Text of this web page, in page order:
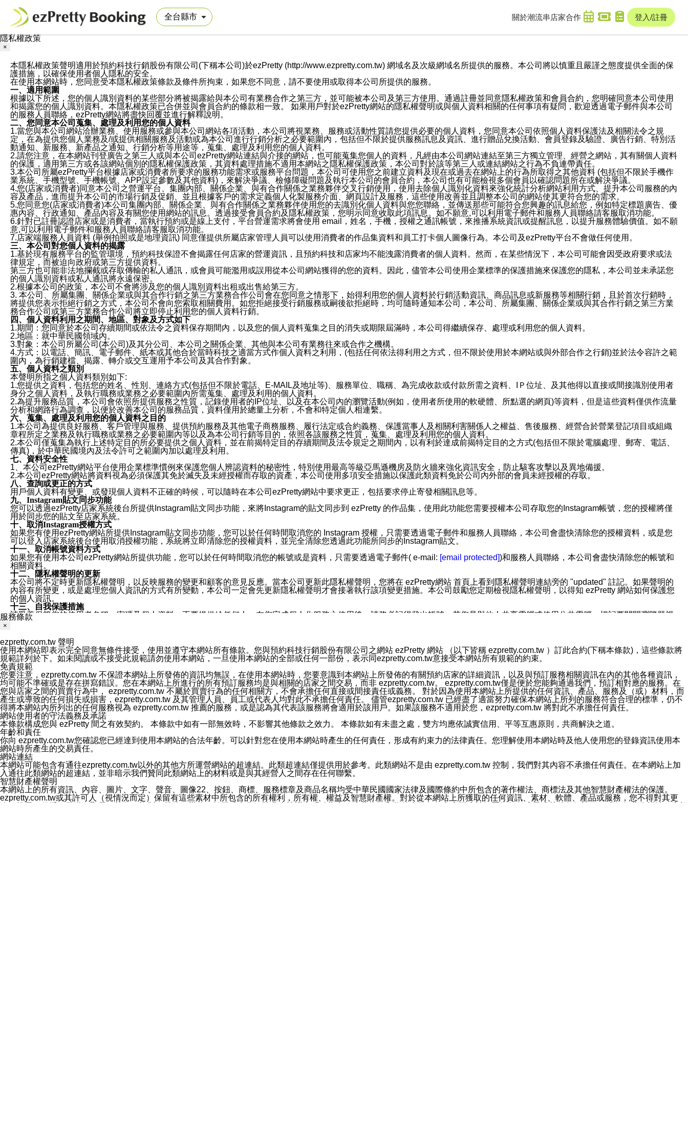
關於潮流串 店家合作 登入/註冊
隱私權政策
×
本隱私權政策聲明適用於預約科技行銷股份有限公司(下稱本公司)於ezPretty (http://www.ezpretty.com.tw) 網域名及次級網域名所提供的服務。本公司將以慎重且嚴謹之態度提供全面的保
護措施，以確保使用者個人隱私的安全。
在使用本網站時，您同意受本隱私權政策條款及條件所拘束，如果您不同意，請不要使用或取得本公司所提供的服務。
一、適用範圍
根據以下所述，您的個人識別資料的某些部分將被揭露給與本公司有業務合作之第三方，並可能被本公司及第三方使用。通過註冊並同意隱私權政策和會員合約，您明確同意本公司使用
和揭露您的個人識別資料。本隱私權政策已合併並與會員合約的條款相一致。 如果用戶對於ezPretty網站的隱私權聲明或與個人資料相關的任何事項有疑問，歡迎透過電子郵件與本公司
的服務人員聯絡，ezPretty網站將盡快回覆並進行解釋說明。
二、您同意本公司蒐集、處理及利用您的個人資料
1.當您與本公司網站洽辦業務、使用服務或參與本公司網站各項活動，本公司將視業務、服務或活動性質請您提供必要的個人資料，您同意本公司依照個人資料保護法及相關法令之規
定，在為提供您個人業務及/或提供相關服務及活動或為本公司進行行銷分析之必要範圍內，包括但不限於提供服務訊息及資訊、進行贈品兌換活動、會員登錄及驗證、廣告行銷、特別活
動通知、新服務、新產品之通知、行銷分析等用途等，蒐集、處理及利用您的個人資料。
2.請您注意，在本網站刊登廣告之第三人或與本公司ezPretty網站連結與介接的網站，也可能蒐集您個人的資料，凡經由本公司網站連結至第三方獨立管理、經營之網站，其有關個人資料
的保護，適用第三方或各該網站個別的隱私權保護政策，其資料處理措施不適用本網站之隱私權保護政策，本公司對於該等第三人或連結網站之行為不負連帶責任。
3.本公司所屬ezPretty平台根據店家或消費者所要求的服務功能需求或服務平台問題，本公司可使用您之前建立資料及現在或過去在網站上的行為所取得之其他資料 (包括但不限於手機作
業系統、手機型號、手機帳號、APP設定參數及其他資料)，來解決爭議、檢修障礙問題及執行本公司的會員合約，本公司也有可能檢視多個會員以確認問題所在或解決爭議。
4.您(店家或消費者)同意本公司之營運平台、集團內部、關係企業、與有合作關係之業務夥伴交叉行銷使用，使用去除個人識別化資料來強化統計分析網站利用方式、提升本公司服務的內
容及產品，進而提升本公司的市場行銷及促銷、並且根據客戶的需求定義個人化製服務介面、網頁設計及服務，這些使用改善並且調整本公司的網站使其更符合您的需求。
5.您同意您(店家或消費者)本公司集團內部、關係企業、與有合作關係之業務夥伴使用您的去識別化個人資料與您您聯絡，並傳送那些可能符合您興趣的訊息給您，例如特定標題廣告、優
惠內容、行政通知、產品內容及有關您使用網站的訊息。透過接受會員合約及隱私權政策，您明示同意收取此項訊息。如不願意,可以利用電子郵件和服務人員聯絡請客服取消功能。
6.針對已註冊認證店家或是消費者，當執行預約或是線上支付，平台營運需求將會使用 email，姓名，手機，授權之通訊帳號，來推播系統資訊或提醒訊息，以提升服務體驗價值。如不願
意,可以利用電子郵件和服務人員聯絡請客服取消功能。
7.店家端服務人員資料 (舉例拍照或是地理資訊) 同意僅提供所屬店家管理人員可以使用消費者的作品集資料和員工打卡個人圖像行為。本公司及ezPretty平台不會做任何使用。
三、本公司對您個人資料的揭露
1.基於現有服務平台的監管環境，預約科技保證不會揭露任何店家的營運資訊，且預約科技和店家均不能洩露消費者的個人資料。然而，在某些情況下，本公司可能會因受政府要求或法
律規定，而被迫向政府或第三方提供資料。
第三方也可能非法地攔截或存取傳輸的私人通訊，或會員可能濫用或誤用從本公司網站獲得的您的資料。因此，儘管本公司使用企業標準的保護措施來保護您的隱私，本公司並未承諾您
的個人識別資料或私人通訊將永遠保密。
2.根據本公司的政策，本公司不會將涉及您的個人識別資料出租或出售給第三方。
3. 本公司、所屬集團、關係企業或與其合作行銷之第三方業務合作公司會在您同意之情形下，始得利用您的個人資料於行銷活動資訊、商品訊息或新服務等相關行銷，且於首次行銷時，
將提供您表示拒絕行銷之方式，本公司不會向您索取相關費用。如您拒絕接受行銷服務或嗣後欲拒絕時，均可隨時通知本公司，本公司、所屬集團、關係企業或與其合作行銷之第三方業
務合作公司或第三方業務合作公司將立即停止利用您的個人資料行銷。
四、個人資料利用之期間、地區、對象及方式如下
1.期間：您同意於本公司存續期間或依法令之資料保存期間內，以及您的個人資料蒐集之目的消失或期限屆滿時，本公司得繼續保存、處理或利用您的個人資料。
2.地區：就中華民國領域內。
3.對象：本公司所屬公司(本公司)及其分公司、本公司之關係企業、其他與本公司有業務往來或合作之機構。
4.方式：以電話、簡訊、電子郵件、紙本或其他合於當時科技之適當方式作個人資料之利用，(包括任何依法得利用之方式，但不限於使用於本網站或與外部合作之行銷)並於法令容許之範
圍內，為行銷建檔、揭露、轉介或交互運用予本公司及其合作對象。
五、個人資料之類別
本聲明所指之個人資料類別如下:
1.您提供之資料，包括您的姓名、性別、連絡方式(包括但不限於電話、E-MAIL及地址等)、服務單位、職稱、為完成收款或付款所需之資料、IＰ位址、及其他得以直接或間接識別使用者
身分之個人資料，及執行職務或業務之必要範圍內所需蒐集、處理及利用的個人資料。
2.為提升服務品質，本公司會依照所提供服務之性質，記錄使用者的IP位址、以及在本公司內的瀏覽活動(例如，使用者所使用的軟硬體、所點選的網頁)等資料，但是這些資料僅供作流量
分析和網路行為調查，以便於改善本公司的服務品質，資料僅用於總量上分析，不會和特定個人相連繫。
六、蒐集、處理及利用您的個人資料之目的
1.本公司為提供良好服務、客戶管理與服務、提供預約服務及其他電子商務服務、履行法定或合約義務、保護當事人及相關利害關係人之權益、售後服務、經營合於營業登記項目或組織
章程所定之業務及執行職務或業務之必要範圍內等以及為本公司行銷等目的，依照各該服務之性質，蒐集、處理及利用您的個人資料。
2.本公司僅蒐集為執行上述特定目的所必要提供之個人資料，並在前揭特定目的存續期間及法令規定之期間內，以有利於達成前揭特定目的之方式(包括但不限於電腦處理、郵寄、電話、
傳真)，於中華民國境內及法令許可之範圍內加以處理及利用。
七、資料安全性
1、本公司ezPretty網站平台使用企業標準慣例來保護您個人辨認資料的秘密性，特別使用最高等級亞馬遜機房及防火牆來強化資訊安全，防止駭客攻擊以及異地備援。
2.本公司ezPretty網站將資料視為必須保護其免於滅失及未經授權而存取的資產，本公司使用多項安全措施以保護此類資料免於公司內外部的會員未經授權的存取。
八、查詢或更正的方式
用戶個人資料有變更、或發現個人資料不正確的時候，可以隨時在本公司ezPretty網站中要求更正，包括要求停止寄發相關訊息等。
九、Instagram貼文同步功能
您可以透過ezPretty店家系統後台所提供Instagram貼文同步功能，來將Instagram的貼文同步到 ezPretty 的作品集，使用此功能您需要授權本公司存取您的Instagram帳號，您的授權將僅
用於同步您的貼文至店家系統。
十、取消Instagram授權方式
如果您有使用ezPretty網站所提供Instagram貼文同步功能，您可以於任何時間取消您的 Instagram 授權，只需要透過電子郵件和服務人員聯絡，本公司會盡快清除您的授權資料，或是您
可以登入店家系統後台使用取消授權功能，系統將立即清除您的授權資料，並完全清除您透過此功能所同步的Instagram貼文。
十一、取消帳號資料方式
如果您有使用本公司ezPretty網站所提供功能，您可以於任何時間取消您的帳號或是資料，只需要透過電子郵件( e-mail: [email protected])和服務人員聯絡，本公司會盡快清除您的帳號和
相關資料。
十二、隱私權聲明的更新
本公司將不定時更新隱私權聲明，以反映服務的變更和顧客的意見反應。當本公司更新此隱私權聲明，您將在 ezPretty網站 首頁上看到隱私權聲明連結旁的 "updated" 註記。如果聲明的
內容有所變更，或是處理您個人資訊的方式有所變動，本公司一定會先更新隱私權聲明才會接著執行該項變更措施。本公司鼓勵您定期檢視隱私權聲明，以得知 ezPretty 網站如何保護您
的個人資訊。
十三、自我保護措施
請妥善保管您的使用者名稱、密碼及個人資料，不要提供給任何人。在您完成個人化服務之使用後，請務必記得登出帳號。若您是與他人共享電腦或使用公共電腦，切記要關閉瀏覽器視
窗，以防止他人讀取您的個人資料、信件或進入所機關管理區。
您同意本公司網站，透過您所提供的郵件地址與您取得聯絡並傳送或宣傳本網站各項服務之資料或電子郵件供您參考。您能依照該資料或電子郵件所指示之方法、說明或功能連結，隨時
停止接收這些資料或電子郵件。
十五、訊息通知
本公司/本服務將以通知型訊息傳送重要訊息給您。即使未加入本公司/本服務好友，您仍可接收到通知型訊息。
本公司/本服務傳送之通知型訊息以對您有效且重要的訊息為限，以廣告或其他目的的訊息皆不會被傳送。滿足以下三個條件者，將可收到通知型訊息。
1.LINE 帳號設定的電話號碼與本公司/本服務所傳來的電話號碼比對相符。
2.該 LINE 帳號已在 LINE APP 設定中，同意接收通知型訊息。
3.LINE 帳號未封鎖傳送訊息之 LINE 官方帳號。
欲變更通知型訊息的設定，操作如下：
1.點選「主頁」＞「設定」
2.點選「隱私設定」
3.點選「提供使用資料」
4.點選「LINE通知型訊息」
5.開關「接收LINE通知型訊息」
❗️關閉「接收通知型訊息」後，將不會接收到來自任何企業官方帳號或認證官方帳號的通知型訊息。
服務條款
×
ezpretty.com.tw 聲明
使用本網站即表示完全同意無條件接受，使用並遵守本網站所有條款。您與預約科技行銷股份有限公司之網站 ezPretty 網站 （以下皆稱 ezpretty.com.tw ）訂此合約(下稱本條款)，這些條款將
規範詳列於下。如未閱讀或不接受此規範請勿使用本網站，一旦使用本網站的全部或任何一部份，表示同ezpretty.com.tw意接受本網站所有規範的約束。
免責規範
您要注意，ezpretty.com.tw 不保證本網站上所發佈的資訊均無誤，在使用本網站時，您要意識到本網站上所發佈的有關預約店家的詳細資訊，以及與預訂服務相關資訊在內的其他各種資訊，
均可能不準確或是存在拼寫錯誤。您在本網站上所進行的所有預訂服務均是與相關的店家之間交易，而非 ezpretty.com.tw。 ezpretty.com.tw僅是便於您能夠通過我們，預訂相對應的服務。在
您與店家之間的買賣行為中， ezpretty.com.tw 不屬於買賣行為的任何相關方，不會承擔任何直接或間接責任或義務。 對於因為使用本網站上所提供的任何資訊、產品、服務及（或）材料，而
產生或導致的任何損失或損害，ezpretty.com.tw 及其管理人員、員工或代表人均對此不承擔任何責任。 儘管ezpretty.com.tw 已經盡了適當努力確保本網站上所列的服務符合合理的標準，仍不
得將本網站內所列出的任何服務視為 ezpretty.com.tw 推薦的服務，或是認為其代表該服務將會適用於該用戶。如果該服務不適用於您，ezpretty.com.tw 將對此不承擔任何責任。
網站使用者的守法義務及承諾
本條款構成您與 ezPretty 間之有效契約。 本條款中如有一部無效時，不影響其他條款之效力。 本條款如有未盡之處，雙方均應依誠實信用、平等互惠原則，共商解決之道。
年齡和責任
你向 ezpretty.com.tw您確認您已經達到使用本網站的合法年齡。可以針對您在使用本網站時產生的任何責任，形成有約束力的法律責任。您理解使用本網站時及他人使用您的登錄資訊使用本
網站時所產生的交易責任。
網站連結
本網站可能包含有通往ezpretty.com.tw以外的其他方所運營網站的超連結。此類超連結僅提供用於參考。此類網站不是由 ezpretty.com.tw 控制，我們對其內容不承擔任何責任。在本網站上加
入通往此類網站的超連結，並非暗示我們贊同此類網站上的材料或是與其經營人之間存在任何聯繫。
智慧財產權聲明
本網站上的所有資訊、內容、圖片、文字、聲音、圖像22、按鈕、商標、服務標章及商品名稱均受中華民國國家法律及國際條約中所包含的著作權法、商標法及其他智慧財產權法的保護。
ezpretty.com.tw或其許可人（視情況而定）保留有這些素材中所包含的所有權利，所有權、權益及智慧財產權。對於從本網站上所獲取的任何資訊、素材、軟體、產品或服務，您不得對其更